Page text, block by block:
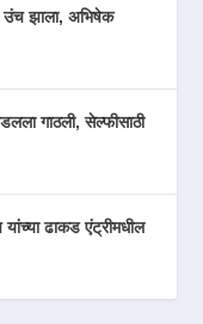
उंच झाला, अभिषेक
गाठली, सेल्फीसाठी
यांच्या ढाकड एंट्रीमधील